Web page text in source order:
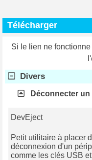
Télécharger
Si le lien ne
Divers
Déconnecter
DevEject
Petit utilitaire à placer
déconnexion d'un
comme les clés USB